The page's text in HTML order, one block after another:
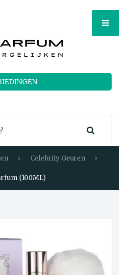
Celebrity Geuren
(100ML)